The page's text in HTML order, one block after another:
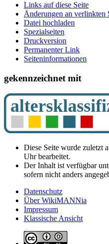
Links auf diese Seite
Änderungen an verlinkten
Datei hochladen
Spezialseiten
Druckversion
Permanenter Link
Seiten­­informationen
gekennzeichnet mit
Diese Seite wurde zuletzt
Uhr bearbeitet.
Der Inhalt ist verfügbar
sofern nicht anders
Datenschutz
Über WikiMANNia
Impressum
Klassische Ansicht